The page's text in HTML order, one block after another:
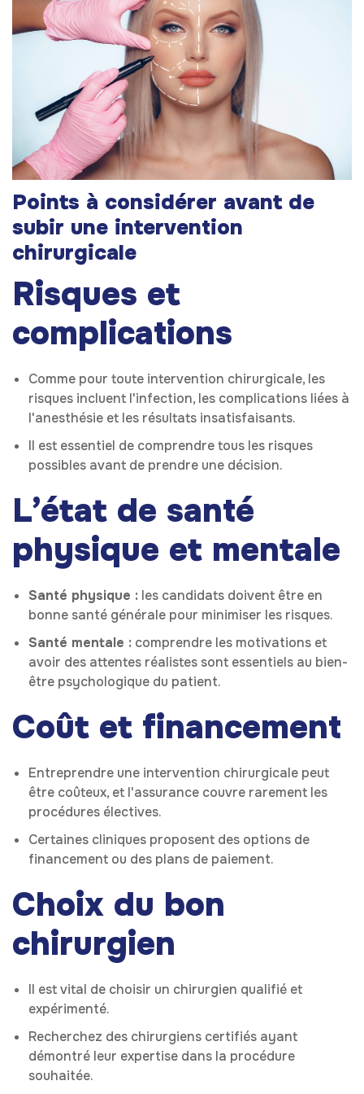
Points à considérer avant de
subir une intervention
chirurgicale
Risques et
complications
Comme pour toute intervention chirurgicale, les
risques incluent l'infection, les complications liées à
l'anesthésie et les résultats insatisfaisants.
Il est essentiel de comprendre tous les risques
possibles avant de prendre une décision.
L’état de santé
physique et mentale
Santé physique : les candidats doivent être en
bonne santé générale pour minimiser les risques.
Santé mentale : comprendre les motivations et
avoir des attentes réalistes sont essentiels au bien-
être psychologique du patient.
Coût et financement
Entreprendre une intervention chirurgicale peut
être coûteux, et l'assurance couvre rarement les
procédures électives.
Certaines cliniques proposent des options de
financement ou des plans de paiement.
Choix du bon
chirurgien
Il est vital de choisir un chirurgien qualifié et
expérimenté.
Recherchez des chirurgiens certifiés ayant
démontré leur expertise dans la procédure
souhaitée.